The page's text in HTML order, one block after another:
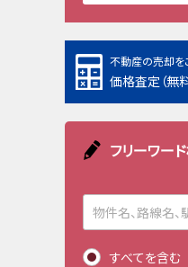
不動産の売却を
価格査定（無
フリーワー
すべてを含む